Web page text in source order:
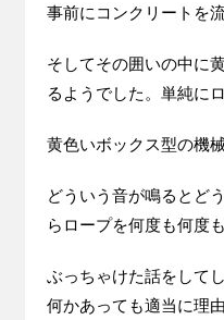
事前にコンクリートを
そしてその囲いの中に
るようでした。単純に
黄色いボックス型の機
どういう音が鳴るとど
らロープを何度も何度
ぶっちゃけた話をして
何かあっても適当に理